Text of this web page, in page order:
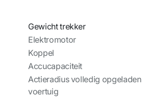
Gewicht trekker
Elektromotor
Koppel
Accucapaciteit
Actieradius volledig opgeladen
voertuig